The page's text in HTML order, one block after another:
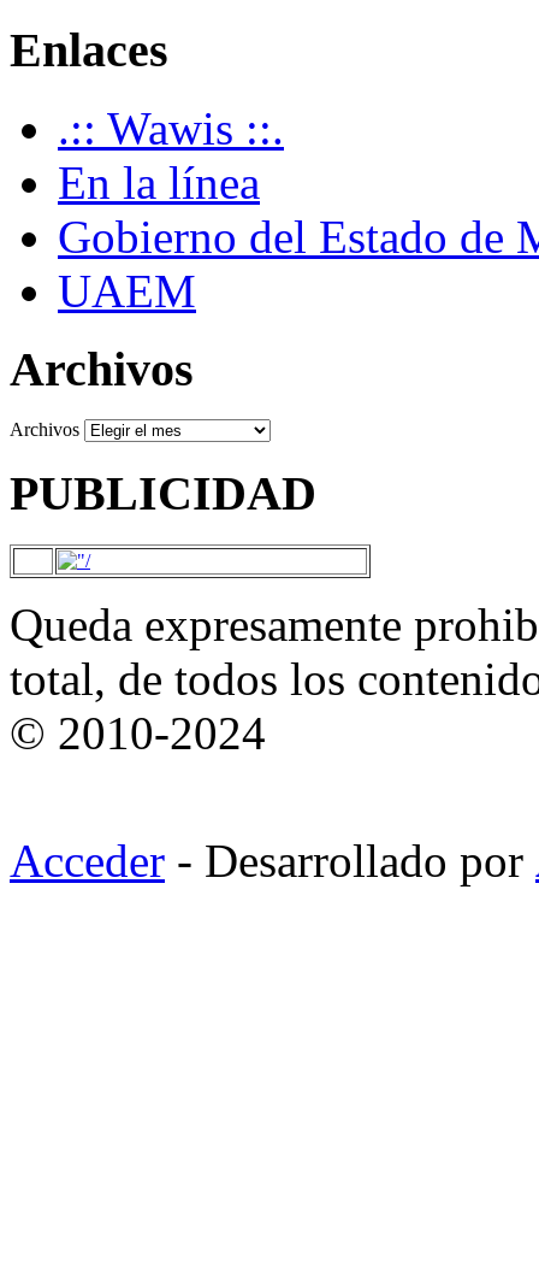
Enlaces
.:: Wawis ::.
En la línea
Gobierno del Estado de
UAEM
Archivos
Archivos
PUBLICIDAD
Queda expresamente
total, de todos los
© 2010-2024
Acceder - Desarrollado por